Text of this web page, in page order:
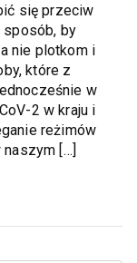
się przeciw
sposób, by
nie plotkom i
które z
w
2 w kraju i
reżimów
[…]